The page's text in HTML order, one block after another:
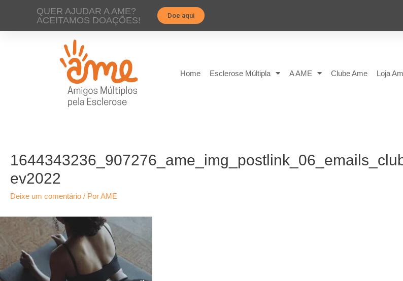
QUER AJUDAR A AME?
ACEITAMOS DOAÇÕES!
Doe aqui
Home Esclerose Múltipla A AME Clube Ame Loja
ev2022
Deixe um comentário / PorAME